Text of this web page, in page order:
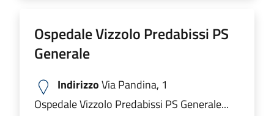
Ospedale Vizzolo Predabissi PS
Generale
IndirizzoVia Pandina, 1
Ospedale Vizzolo Predabissi PS Generale...